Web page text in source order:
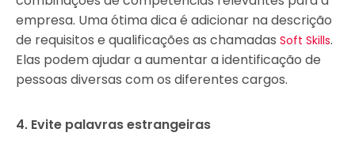
empresa. Uma ótima dica é adicionar na descrição
de requisitos e qualificações as chamadas Soft Skills.
Elas podem ajudar a aumentar a identificação de
pessoas diversas com os diferentes cargos.
4. Evite palavras estrangeiras